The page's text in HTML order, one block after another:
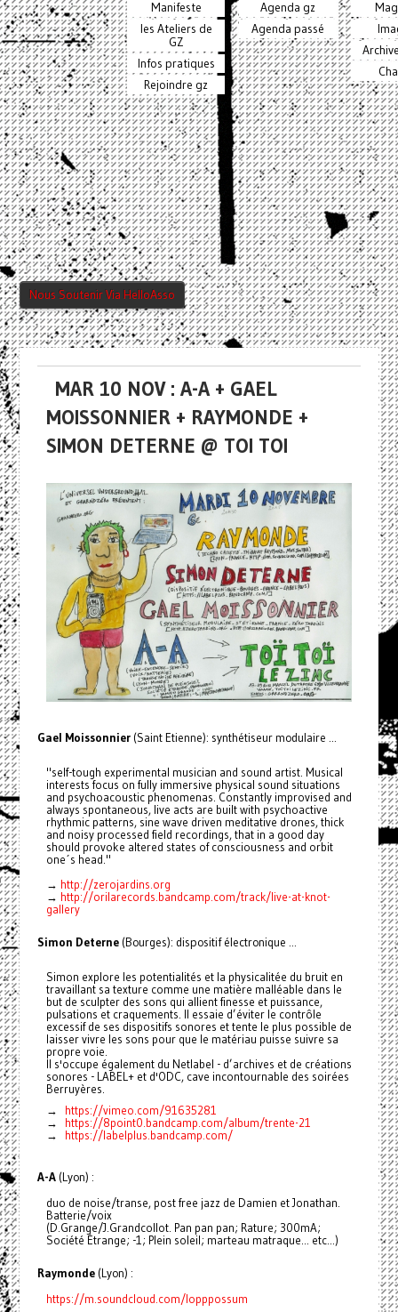
Manifeste
les Ateliers de
GZ
Infos pratiques
Rejoindre gz
Agenda gz
Agenda passé
Nous Soutenir Via HelloAsso
MAR 10 NOV : A-A + GAEL
MOISSONNIER + RAYMONDE +
SIMON DETERNE @ TOI TOI
Gael Moissonnier(Saint Etienne): synthétiseur modulaire ...
​"self-tough experimental musician and sound artist. Musical
interests focus on fully immersive physical sound situations
and psychoacoustic phenomenas. Constantly improvised and
always spontaneous, live acts are built with psychoactive
rhythmic patterns, sine wave driven meditative drones, thick
and noisy processed field recordings, that in a good day
should provoke altered states of consciousness and orbit
one´s head."
→ http://zerojardins.org
→ http://orilarecords.bandcamp.com/track/live-at-knot-
gallery
Simon Deterne(Bourges): dispositif électronique ...
Simon explore les potentialités et la physicalitée du bruit en
travaillant sa texture comme une matière malléable dans le
but de sculpter des sons qui allient finesse et puissance,
pulsations et craquements. Il essaie d’éviter le contrôle
excessif de ses dispositifs sonores et tente le plus possible de
laisser vivre les sons pour que le matériau puisse suivre sa
propre voie.
Il s'occupe également du Netlabel - d’archives et de créations
sonores - LABEL+ et d'ODC, cave incontournable des soirées
Berruyères.
→ https://vimeo.com/91635281
→ https://8point0.bandcamp.com/album/trente-21
→ https://labelplus.bandcamp.com/
A-A(Lyon) :
duo de noise/transe, post free jazz de Damien et Jonathan.
Batterie/voix
(D.Grange/J.Grandcollot. Pan pan pan; Rature; 300mA;
Société Étrange; -1; Plein soleil; marteau matraque... etc...)
Raymonde(Lyon) :
https://m.soundcloud.com/lopppossum